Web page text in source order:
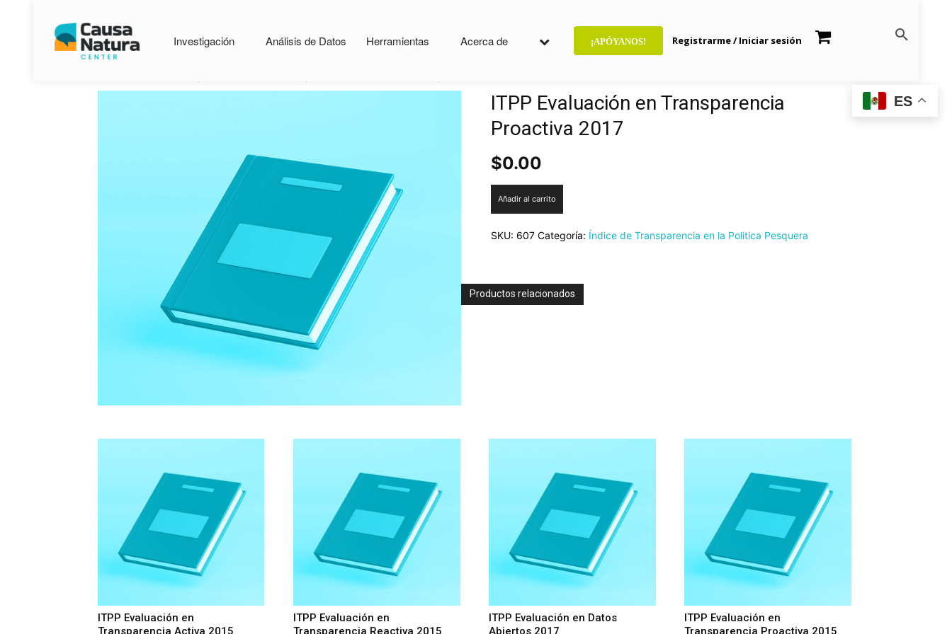
Investigación Análisis de Datos Herramientas Acerca de ¡APÓYANOS! Registrarme / Iniciar sesión
ITPP Evaluación en Transparencia
Proactiva 2017
$0.00
Transparencia
Añadir al carrito
SKU: 607 Categoría: Índice de Transparencia en la Politica Pesquera
Productos relacionados
ITPP Evaluación en
Transparencia Activa 2015
ITPP Evaluación en
Transparencia Reactiva 2015
ITPP Evaluación en Datos
Abiertos 2017
ITPP Evaluación en
Transparencia Proactiva 2015
ES